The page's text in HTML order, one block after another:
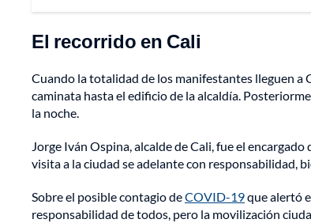
El recorrido en Cali
Cuando la totalidad de los manifestantes lleguen a
caminata hasta el edificio de la alcaldía.
la noche.
Jorge Iván Ospina, alcalde de Cali, fue el
visita a la ciudad se adelante con responsabilidad,
Sobre el posible contagio deCOVID-19que alertó
responsabilidad de todos, pero la movilización